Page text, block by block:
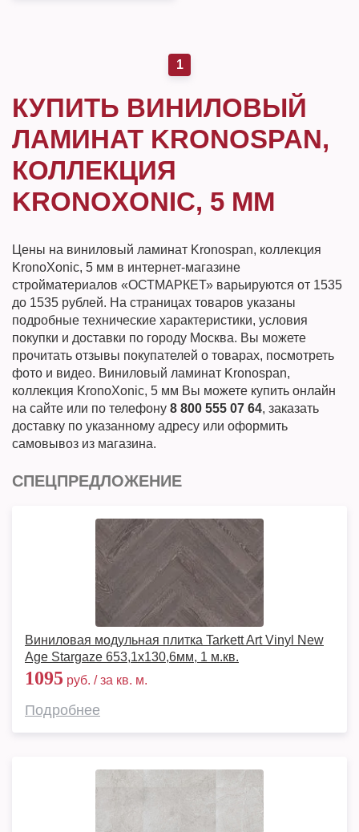
1
КУПИТЬ ВИНИЛОВЫЙ
ЛАМИНАТ KRONOSPAN,
КОЛЛЕКЦИЯ
KRONOXONIC, 5 ММ
Цены на виниловый ламинат Kronospan, коллекция
KronoXonic, 5 мм в интернет-магазине
стройматериалов «ОСТМАРКЕТ» варьируются от 1535
до 1535 рублей. На страницах товаров указаны
подробные технические характеристики, условия
покупки и доставки по городу Москва. Вы можете
прочитать отзывы покупателей о товарах, посмотреть
фото и видео. Виниловый ламинат Kronospan,
коллекция KronoXonic, 5 мм Вы можете купить онлайн
на сайте или по телефону 8 800 555 07 64, заказать
доставку по указанному адресу или оформить
самовывоз из магазина.
СПЕЦПРЕДЛОЖЕНИЕ
Виниловая модульная плитка Tarkett Art Vinyl New
Age Stargaze 653,1х130,6мм, 1 м.кв.
1095 руб. / за кв. м.
Подробнее